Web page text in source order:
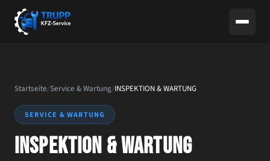
Startseite/Service & Wartung/INSPEKTION & WARTUNG
SERVICE & WARTUNG
INSPEKTION & WARTUNG